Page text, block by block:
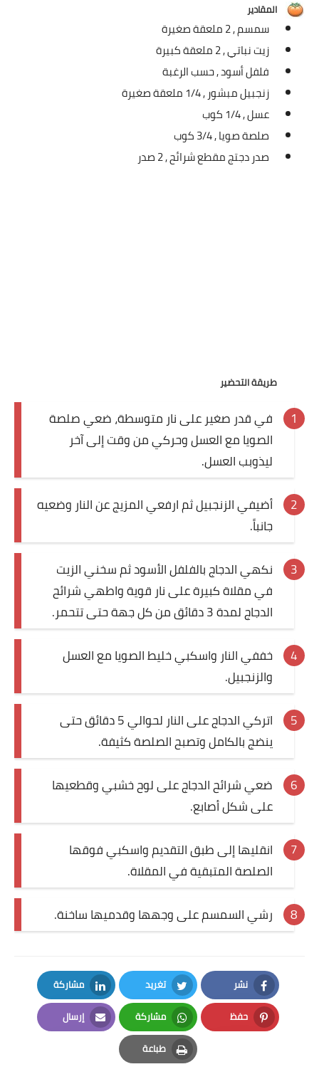
الريجيم والرشاقة
مواضيع ست البيت
كُتب وصفات مجاني
مقالات
مسابقة المجلة
نصائح وفوائد
نصيحة اليوم
المقادير
سمسم ,
زيت نباتي ,
فلفل أسود ,حسب الرغبة
زنجبيل مبشور ,
عسل ,
صلصة صويا ,
صدر دجتج مقطع شرائح ,
طريقة التحضير
في قدر صغير على نار متوسطة، ضعي صلصة
الصويا مع العسل وحركي من وقت إلى آخر
ليذوبب العسل.
أضيفي الزنجبيل ثم ارفعي المزيج عن النار وضعيه
جانباً.
نكهي الدجاج بالفلفل الأسود ثم سخني الزيت
في مقلاة كبيرة على نار قوية واطهي شرائح
الدجاج لمدة 3 دقائق من كل جهة حتى تتحمر.
خففي النار واسكبي خليط الصويا مع العسل
والزنجبيل.
اتركي الدجاج على النار لحوالي 5 دقائق حتى
ينضج بالكامل وتصبح الصلصة كثيفة.
ضعي شرائح الدجاج على لوح خشبي وقطعيها
على شكل أصابع.
انقليها إلى طبق التقديم واسكبي فوقها
الصلصة المتبقية في المقلاة.
رشي السمسم على وجهها وقدميها ساخنة.
نشر
Facebook
تغريد
Twitter
مشاركة
LinkedIn
حفظ
Pinterest
مشاركة
Whatsapp
إرسال
Email
طباعة
Print